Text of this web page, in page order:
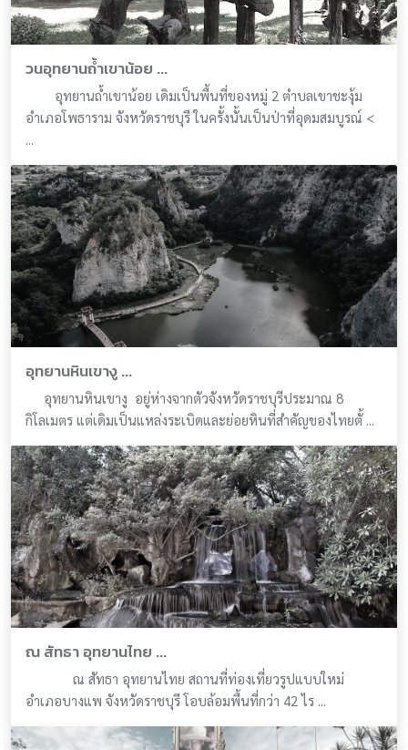
วนอุทยานถ้ำเขาน้อย ...
อุทยานถ้ำเขาน้อย เดิมเป็นพื้นที่ของหมู่ 2 ตำบลเขาชะงุ้ม
อำเภอโพธาราม จังหวัดราชบุรี ในครั้งนั้นเป็นป่าที่อุดมสมบูรณ์ <
...
อุทยานหินเขางู ...
อุทยานหินเขางู อยู่ห่างจากตัวจังหวัดราชบุรีประมาณ 8
กิโลเมตร แต่เดิมเป็นแหล่งระเบิดและย่อยหินที่สำคัญของไทยตั้ ...
ณ สัทธา อุทยานไทย ...
ณ สัทธา อุทยานไทย สถานที่ท่องเที่ยวรูปแบบใหม่
อำเภอบางแพ จังหวัดราชบุรี โอบล้อมพื้นที่กว่า 42 ไร ...